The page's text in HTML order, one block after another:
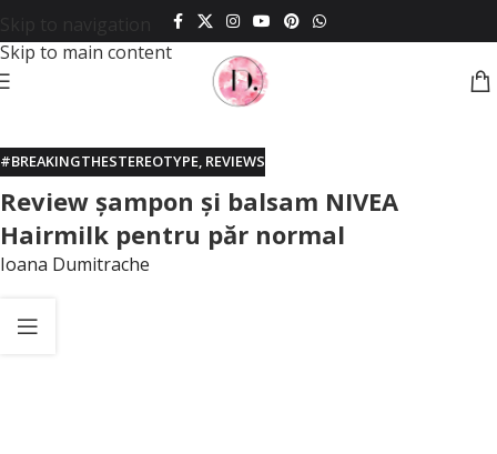
Skip to main content
#BREAKINGTHESTEREOTYPE, REVIEWS
Review șampon și balsam NIVEA
Hairmilk pentru păr normal
Ioana Dumitrache